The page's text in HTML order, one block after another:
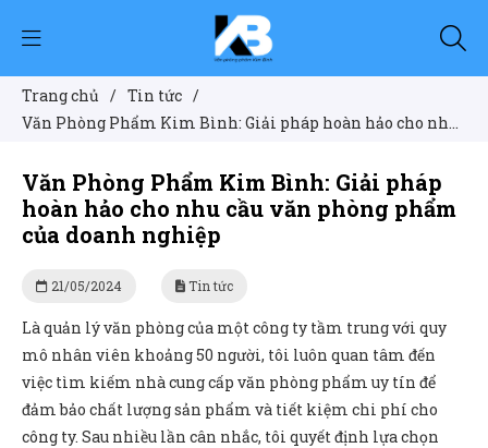
Trang chủ / Tin tức /
Văn Phòng Phẩm Kim Bình: Giải pháp hoàn hảo cho nhu
Văn Phòng Phẩm Kim Bình: Giải pháp
hoàn hảo cho nhu cầu văn phòng phẩm
của doanh nghiệp
21/05/2024 Tin tức
Là quản lý văn phòng của một công ty tầm trung với quy
mô nhân viên khoảng 50 người, tôi luôn quan tâm đến
việc tìm kiếm nhà cung cấp văn phòng phẩm uy tín để
đảm bảo chất lượng sản phẩm và tiết kiệm chi phí cho
công ty. Sau nhiều lần cân nhắc, tôi quyết định lựa chọn